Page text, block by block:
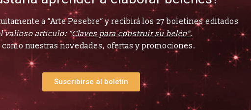
a “Arte Pesebre” y recibirá los 27 boletines editados
valioso artículo: “Claves para construir su belén”.
nuestras novedades, ofertas y promociones.
Suscribirse al boletín